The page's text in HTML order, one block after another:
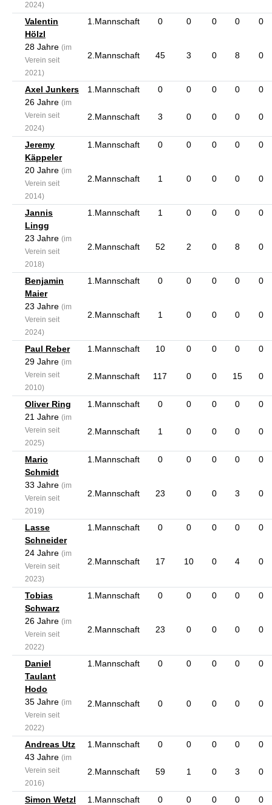
2024)
Valentin
Hölzl
28 Jahre (im
Verein seit
2021)
1.Mannschaft 0 0 0 0 0
2.Mannschaft 45 3 0 8 0
Axel Junkers
26 Jahre (im
Verein seit
2024)
1.Mannschaft 0 0 0 0 0
2.Mannschaft 3 0 0 0 0
Jeremy
Käppeler
20 Jahre (im
Verein seit
2014)
1.Mannschaft 0 0 0 0 0
2.Mannschaft 1 0 0 0 0
Jannis
Lingg
23 Jahre (im
Verein seit
2018)
1.Mannschaft 1 0 0 0 0
2.Mannschaft 52 2 0 8 0
Benjamin
Maier
23 Jahre (im
Verein seit
2024)
1.Mannschaft 0 0 0 0 0
2.Mannschaft 1 0 0 0 0
Paul Reber
29 Jahre (im
Verein seit
2010)
1.Mannschaft 10 0 0 0 0
2.Mannschaft 117 0 0 15 0
Oliver Ring
21 Jahre (im
Verein seit
2025)
1.Mannschaft 0 0 0 0 0
2.Mannschaft 1 0 0 0 0
Mario
Schmidt
33 Jahre (im
Verein seit
2019)
1.Mannschaft 0 0 0 0 0
2.Mannschaft 23 0 0 3 0
Lasse
Schneider
24 Jahre (im
Verein seit
2023)
1.Mannschaft 0 0 0 0 0
2.Mannschaft 17 10 0 4 0
Tobias
Schwarz
26 Jahre (im
Verein seit
2022)
1.Mannschaft 0 0 0 0 0
2.Mannschaft 23 0 0 0 0
Daniel
Taulant
Hodo
35 Jahre (im
Verein seit
2022)
1.Mannschaft 0 0 0 0 0
2.Mannschaft 0 0 0 0 0
Andreas Utz
43 Jahre (im
Verein seit
2016)
1.Mannschaft 0 0 0 0 0
2.Mannschaft 59 1 0 3 0
Simon Wetzl
1.Mannschaft 0 0 0 0 0